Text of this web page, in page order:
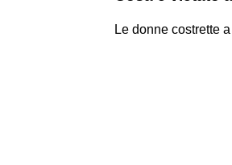
Le donne costrette